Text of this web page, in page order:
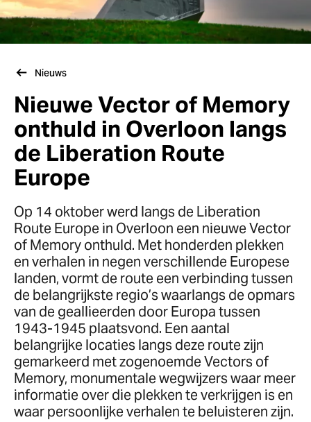
Nieuws
Nieuwe Vector of Memory
onthuld in Overloon langs
de Liberation Route
Europe
Op 14 oktober werd langs de Liberation
Route Europe in Overloon een nieuwe Vector
of Memory onthuld. Met honderden plekken
en verhalen in negen verschillende Europese
landen, vormt de route een verbinding tussen
de belangrijkste regio’s waarlangs de opmars
van de geallieerden door Europa tussen
1943-1945 plaatsvond. Een aantal
belangrijke locaties langs deze route zijn
gemarkeerd met zogenoemde Vectors of
Memory, monumentale wegwijzers waar meer
informatie over die plekken te verkrijgen is en
waar persoonlijke verhalen te beluisteren zijn.